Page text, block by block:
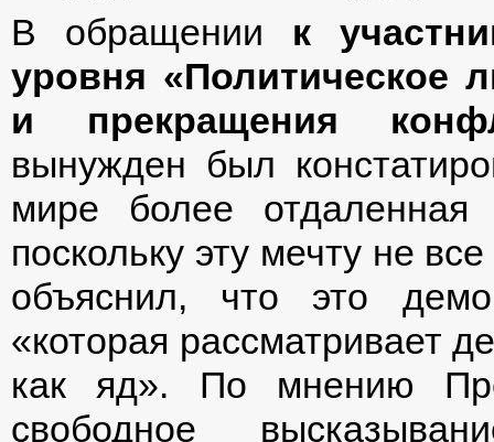
В обращении к
уровня «Политическое
и прекращения
вынужден был
мире более
поскольку эту мечту не
объяснил, что это
«которая рассматривает
как яд». По мнению
свободное